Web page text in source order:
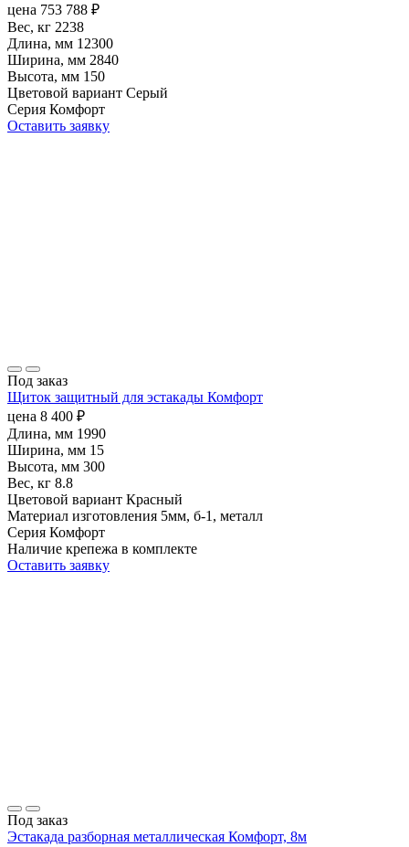
цена 753 788 ₽
Вес, кг 2238
Длина, мм 12300
Ширина, мм 2840
Высота, мм 150
Цветовой вариант Серый
Серия Комфорт
Оставить заявку
Под заказ
Щиток защитный для эстакады Комфорт
цена 8 400 ₽
Длина, мм 1990
Ширина, мм 15
Высота, мм 300
Вес, кг 8.8
Цветовой вариант Красный
Материал изготовления 5мм, б-1, металл
Серия Комфорт
Наличие крепежа в комплекте
Оставить заявку
Под заказ
Эстакада разборная металлическая Комфорт, 8м